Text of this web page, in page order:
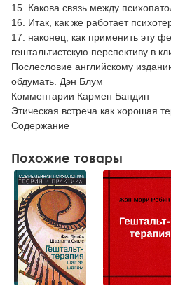
15. Какова связь между
16. Итак, как же работает
17. наконец, как применить эту
гештальтистскую перспективу в
Послесловие английскому
обдумать. Дэн Блум
Комментарии Кармен Бандин
Этическая встреча как хорошая
Содержание
Похожие товары